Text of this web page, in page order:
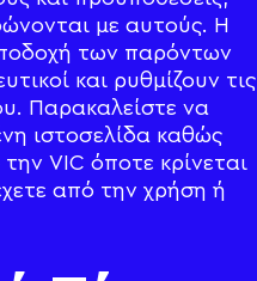
με αυτούς. Η
των παρόντων
και ρυθμίζουν τις
Παρακαλείστε να
ιστοσελίδα καθώς
VIC όποτε κρίνεται
από την χρήση ή